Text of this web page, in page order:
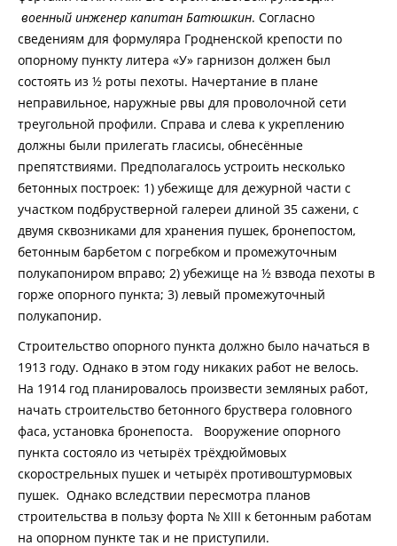
военный инженер капитан Батюшкин. Согласно
сведениям для формуляра Гродненской крепости по
опорному пункту литера «У» гарнизон должен был
состоять из ½ роты пехоты. Начертание в плане
неправильное, наружные рвы для проволочной сети
треугольной профили. Справа и слева к укреплению
должны были прилегать гласисы, обнесённые
препятствиями. Предполагалось устроить несколько
бетонных построек: 1) убежище для дежурной части с
участком подбрустверной галереи длиной 35 сажени, с
двумя сквозниками для хранения пушек, бронепостом,
бетонным барбетом с погребком и промежуточным
полукапониром вправо; 2) убежище на ½ взвода пехоты в
горже опорного пункта; 3) левый промежуточный
полукапонир.
Строительство опорного пункта должно было начаться в
1913 году. Однако в этом году никаких работ не велось.
На 1914 год планировалось произвести земляных работ,
начать строительство бетонного бруствера головного
фаса, установка бронепоста. Вооружение опорного
пункта состояло из четырёх трёхдюймовых
скорострельных пушек и четырёх противоштурмовых
пушек. Однако вследствии пересмотра планов
строительства в пользу форта № XIII к бетонным работам
на опорном пункте так и не приступили.